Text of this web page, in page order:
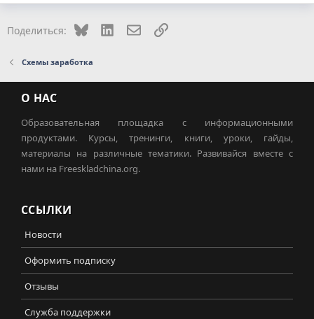
Поделиться: Bluesky LinkedInЭлектронная почта
Ссылка
Схемы заработка
О НАС
Образовательная площадка с информационными
продуктами. Курсы, тренинги, книги, уроки, гайды,
материалы на различные тематики. Развивайся вместе с
нами на Freeskladchina.org.
ССЫЛКИ
Новости
Оформить подписку
Отзывы
Служба поддержки